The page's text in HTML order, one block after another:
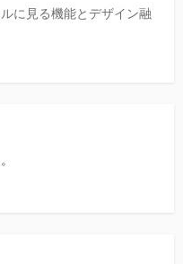
に見る機能とデザイン融